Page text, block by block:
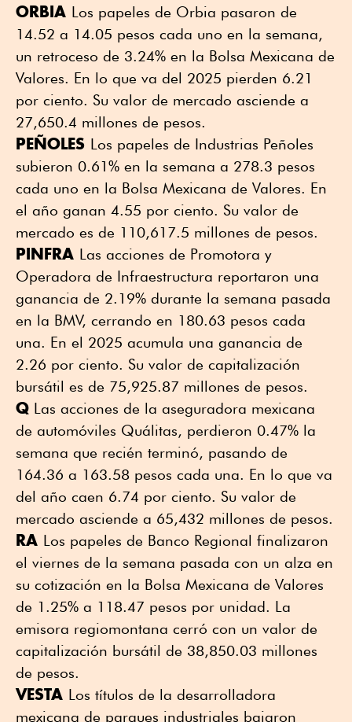
ORBIA Los papeles de Orbia pasaron de
14.52 a 14.05 pesos cada uno en la semana,
un retroceso de 3.24% en la Bolsa Mexicana de
Valores. En lo que va del 2025 pierden 6.21
por ciento. Su valor de mercado asciende a
27,650.4 millones de pesos.
PEÑOLES Los papeles de Industrias Peñoles
subieron 0.61% en la semana a 278.3 pesos
cada uno en la Bolsa Mexicana de Valores. En
el año ganan 4.55 por ciento. Su valor de
mercado es de 110,617.5 millones de pesos.
PINFRA Las acciones de Promotora y
Operadora de Infraestructura reportaron una
ganancia de 2.19% durante la semana pasada
en la BMV, cerrando en 180.63 pesos cada
una. En el 2025 acumula una ganancia de
2.26 por ciento. Su valor de capitalización
bursátil es de 75,925.87 millones de pesos.
Q Las acciones de la aseguradora mexicana
de automóviles Quálitas, perdieron 0.47% la
semana que recién terminó, pasando de
164.36 a 163.58 pesos cada una. En lo que va
del año caen 6.74 por ciento. Su valor de
mercado asciende a 65,432 millones de pesos.
RA Los papeles de Banco Regional finalizaron
el viernes de la semana pasada con un alza en
su cotización en la Bolsa Mexicana de Valores
de 1.25% a 118.47 pesos por unidad. La
emisora regiomontana cerró con un valor de
capitalización bursátil de 38,850.03 millones
de pesos.
VESTA Los títulos de la desarrolladora
mexicana de parques industriales bajaron